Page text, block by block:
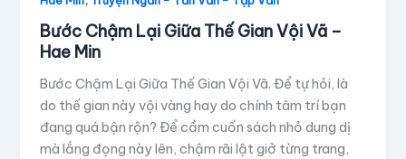
Bước Chậm Lại Giữa Thế Gian Vội Vã –
Hae Min
Bước Chậm Lại Giữa Thế Gian Vội Vã. Để tự hỏi, là
do thế gian này vội vàng hay do chính tâm trí bạn
đang quá bận rộn? Để cầm cuốn sách nhỏ dung dị
mà lắng đọng này lên, chậm rãi lật giở từng trang,